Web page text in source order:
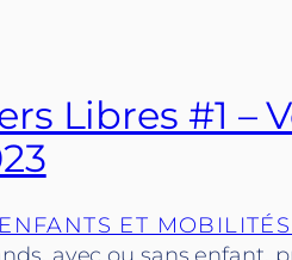
Libres #1 –
ENFANTS ET